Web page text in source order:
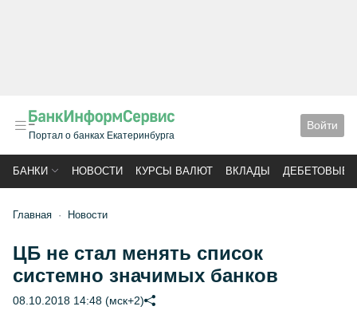
Портал о банках Екатеринбурга
Войти
БАНКИ НОВОСТИ КУРСЫ ВАЛЮТ ВКЛАДЫ ДЕБЕТОВЫЕ
Главная Новости
ЦБ не стал менять список
системно значимых банков
08.10.2018 14:48 (мск+2)